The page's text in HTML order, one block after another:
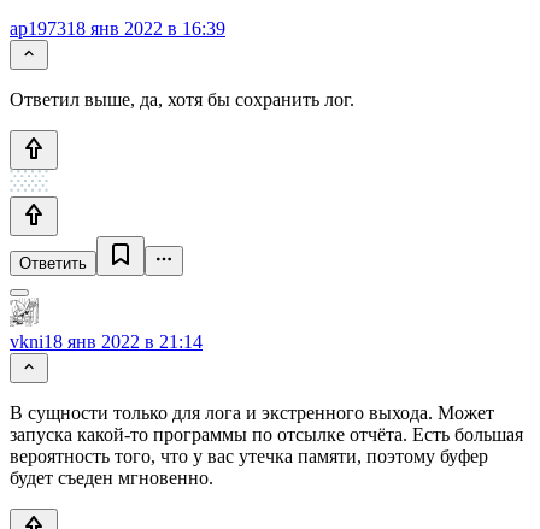
ap197318 янв 2022 в 16:39
Ответил выше, да, хотя бы сохранить лог.
Ответить
vkni18 янв 2022 в 21:14
В сущности только для лога и экстренного выхода. Может
запуска какой-то программы по отсылке отчёта. Есть большая
вероятность того, что у вас утечка памяти, поэтому буфер
будет съеден мгновенно.